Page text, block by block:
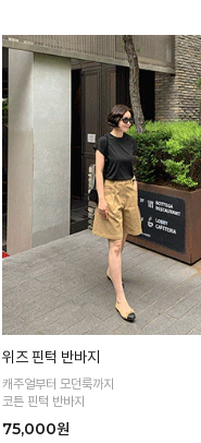
위즈 핀턱 반바지
캐주얼부터 모던룩까지
코튼 핀턱 반바지
75,000원